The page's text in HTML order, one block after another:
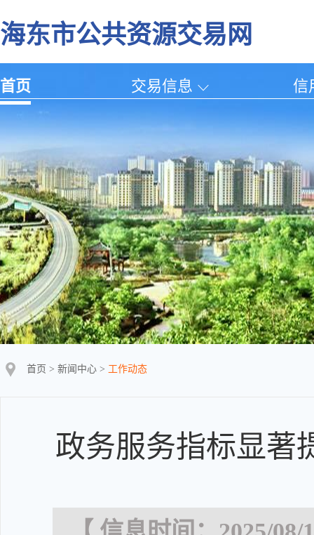
海东市公共资源交易网
首页 交易信息 信
首页 > 新闻中心 > 工作动态
政务服务指标显著